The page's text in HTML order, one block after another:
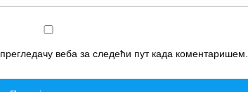
веба за следећи пут када коментаришем.